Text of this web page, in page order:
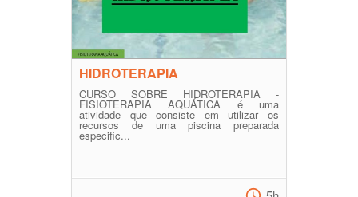
HIDROTERAPIA
CURSO SOBRE HIDROTERAPIA -
FISIOTERAPIA AQUÁTICA é uma
atividade que consiste em utilizar os
recursos de uma piscina preparada
especific...